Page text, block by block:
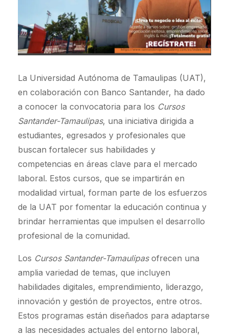
La Universidad Autónoma de Tamaulipas (UAT),
en colaboración con Banco Santander, ha dado
a conocer la convocatoria para los Cursos
Santander-Tamaulipas, una iniciativa dirigida a
estudiantes, egresados y profesionales que
buscan fortalecer sus habilidades y
competencias en áreas clave para el mercado
laboral. Estos cursos, que se impartirán en
modalidad virtual, forman parte de los esfuerzos
de la UAT por fomentar la educación continua y
brindar herramientas que impulsen el desarrollo
profesional de la comunidad.
Los Cursos Santander-Tamaulipasofrecen una
amplia variedad de temas, que incluyen
habilidades digitales, emprendimiento, liderazgo,
innovación y gestión de proyectos, entre otros.
Estos programas están diseñados para adaptarse
a las necesidades actuales del entorno laboral,